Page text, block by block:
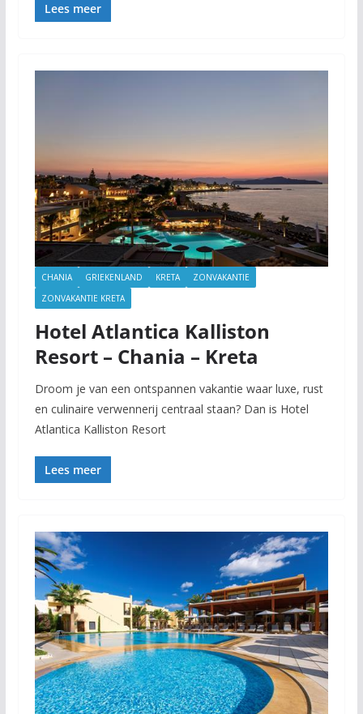
Lees meer
CHANIA GRIEKENLAND KRETA
ZONVAKANTIE
ZONVAKANTIE KRETA
Hotel Atlantica Kalliston
Resort – Chania – Kreta
Droom je van een ontspannen vakantie waar luxe, rust
en culinaire verwennerij centraal staan? Dan is Hotel
Atlantica Kalliston Resort
Lees meer